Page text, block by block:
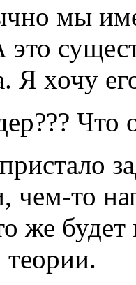
мы
это
Я хочу
Что
чем-то
же будет